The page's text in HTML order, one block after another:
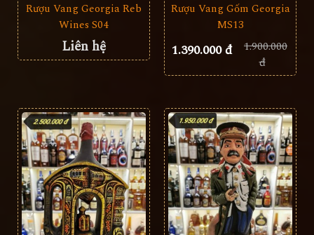
Rượu Vang Georgia Reb
Wines S04
Liên hệ
Rượu Vang Gốm Georgia
MS13
1.390.000 đ
1.900.000
đ